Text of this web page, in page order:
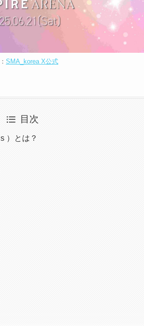
SMA_korea X公式
目次
）とは？